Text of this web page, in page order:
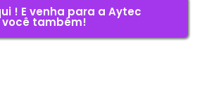
! E venha para a Aytec
você também!